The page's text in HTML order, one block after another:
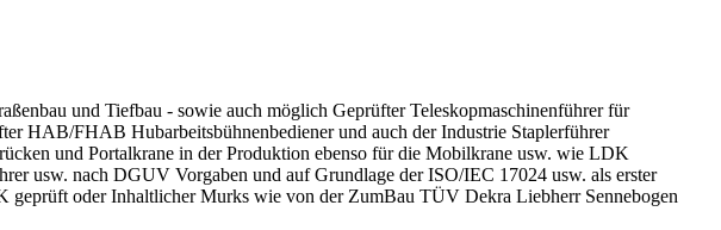
und Tiefbau - sowie auch möglich Geprüfter Teleskopmaschinenführer für
HAB/FHAB Hubarbeitsbühnenbediener und auch der Industrie Staplerführer
und Portalkrane in der Produktion ebenso für die Mobilkrane usw. wie LDK
usw. nach DGUV Vorgaben und auf Grundlage der ISO/IEC 17024 usw. als erster
geprüft oder Inhaltlicher Murks wie von der ZumBau TÜV Dekra Liebherr Sennebogen